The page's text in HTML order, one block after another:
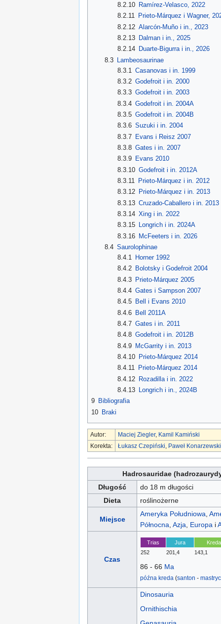
8.2.10 Ramírez-Velasco, 2022
8.2.11 Prieto-Márquez i Wagner,
8.2.12 Alarcón-Muño i in., 2023
8.2.13 Dalman i in., 2025
8.2.14 Duarte-Bigurra i in., 2026
8.3
Lambeosaurinae
8.3.1
Casanovas i in. 1999
8.3.2 Godefroit i in. 2000
8.3.3 Godefroit i in. 2003
8.3.4 Godefroit i in. 2004A
8.3.5 Godefroit i in. 2004B
8.3.6 Suzuki i in. 2004
8.3.7 Evans i Reisz 2007
8.3.8 Gates i in. 2007
8.3.9 Evans 2010
8.3.10 Godefroit i in. 2012A
8.3.11 Prieto-Márquez i in. 2012
8.3.12 Prieto-Márquez i in. 2013
8.3.13 Cruzado-Caballero i in. 2013
8.3.14 Xing i in. 2022
8.3.15 Longrich i in. 2024A
8.3.16 McFeeters i in. 2026
8.4 Saurolophinae
8.4.1 Horner 1992
8.4.2 Bolotsky i Godefroit 2004
8.4.3 Prieto-Márquez 2005
8.4.4 Gates i Sampson 2007
8.4.5 Bell i Evans 2010
8.4.6 Bell 2011A
8.4.7 Gates i in. 2011
8.4.8 Godefroit i in. 2012B
8.4.9 McGarrity i in. 2013
8.4.10 Prieto-Márquez 2014
8.4.11 Prieto-Márquez 2014
8.4.12 Rozadilla i in. 2022
8.4.13
Longrich i in., 2024B
9 Bibliografia
10 Braki
Autor: Maciej Ziegler, Kamil Kamiński
Korekta:
Łukasz Czepiński Paweł Konarzewski
Hadrosauridae
Długość
do 18 m długości
Dieta
roślinożerne
Miejsce
Ameryka Południowa
Północna Azja Europa i
Czas
Trias
252
Jura
201,4
Kreda
143,1
86 - 66 Ma
późna kreda (santon -
Dinosauria
Ornithischia